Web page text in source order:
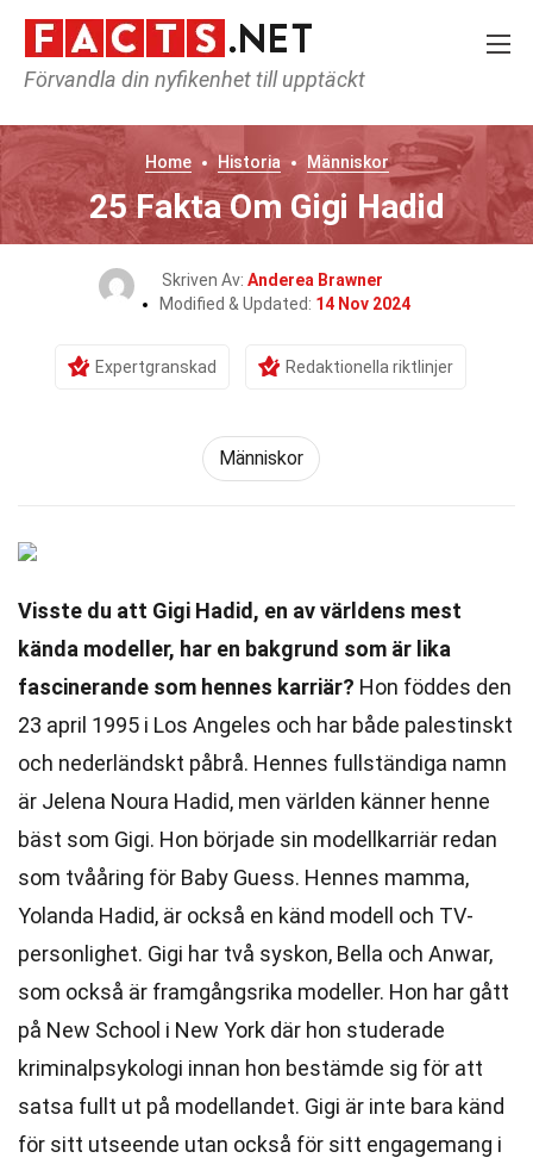
Förvandla din nyfikenhet till upptäckt
Home Historia Människor
25 Fakta Om Gigi Hadid
Skriven Av: Anderea Brawner
Modified & Updated: 14 Nov 2024
Expertgranskad Redaktionella riktlinjer
Människor
Visste du att Gigi Hadid, en av världens mest
kända modeller, har en bakgrund som är lika
fascinerande som hennes karriär? Hon föddes den
23 april 1995 i Los Angeles och har både palestinskt
och nederländskt påbrå. Hennes fullständiga namn
är Jelena Noura Hadid, men världen känner henne
bäst som Gigi. Hon började sin modellkarriär redan
som tvååring för Baby Guess. Hennes mamma,
Yolanda Hadid, är också en känd modell och TV-
personlighet. Gigi har två syskon, Bella och Anwar,
som också är framgångsrika modeller. Hon har gått
på New School i New York där hon studerade
kriminalpsykologi innan hon bestämde sig för att
satsa fullt ut på modellandet. Gigi är inte bara känd
för sitt utseende utan också för sitt engagemang i